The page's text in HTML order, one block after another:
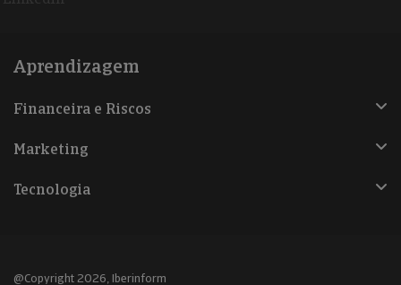
Aprendizagem
Financeira e Riscos
Marketing
Tecnologia
@Copyright 2026, Iberinform